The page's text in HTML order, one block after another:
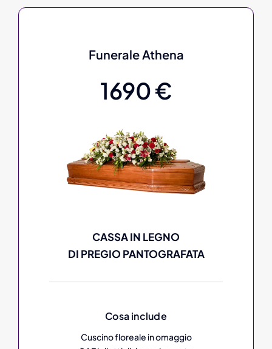
Funerale Athena
1690 €
CASSA IN LEGNO
DI PREGIO PANTOGRAFATA
Cosa include
Cuscino floreale in omaggio